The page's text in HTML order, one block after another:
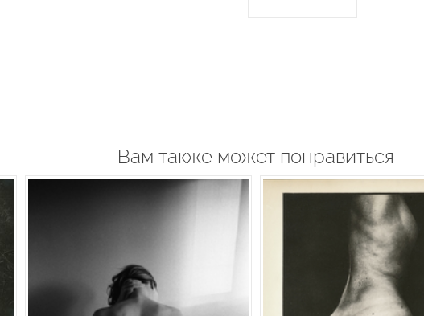
Вам также может понравиться